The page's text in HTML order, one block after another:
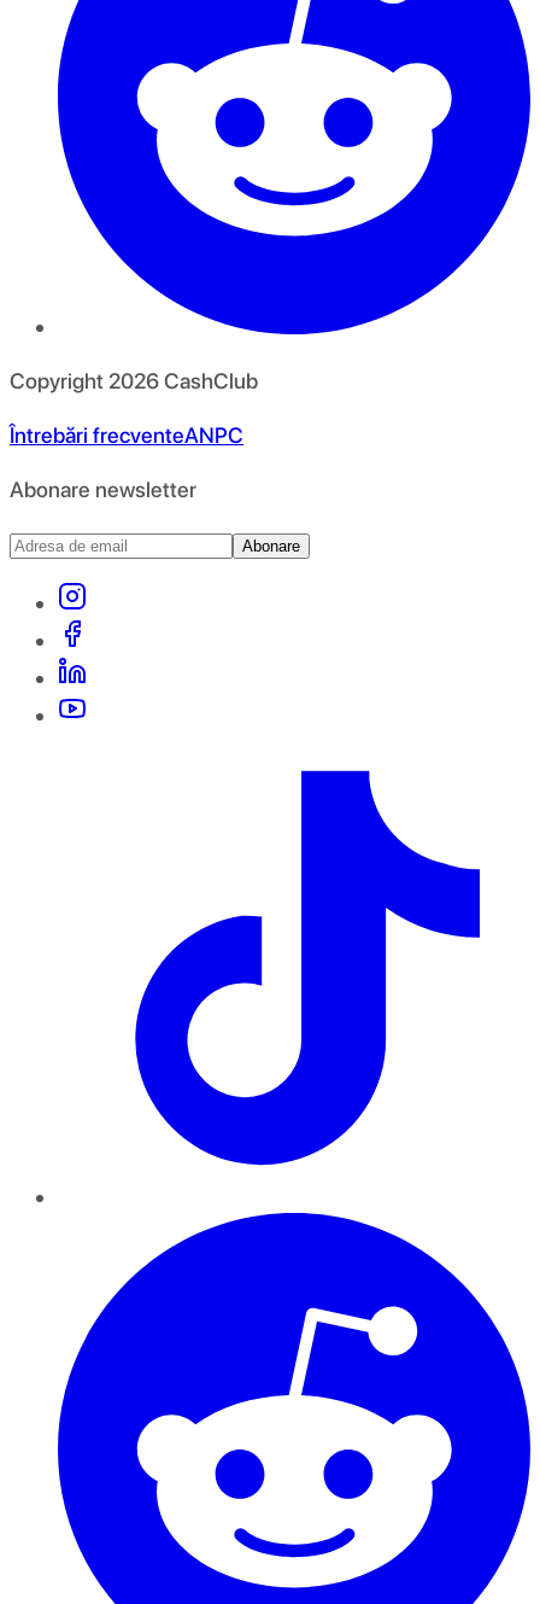
Copyright 2026CashClub
Întrebări frecventeANPC
Abonare newsletter
Abonare